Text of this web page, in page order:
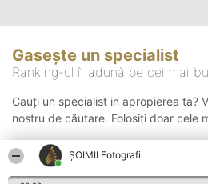
ȘOIMII Fotografi
Gasește un specialist
Ranking-ul îi adună pe cei mai
Cauți un specialist in apropierea ta?
nostru de căutare. Folosiți doar cele